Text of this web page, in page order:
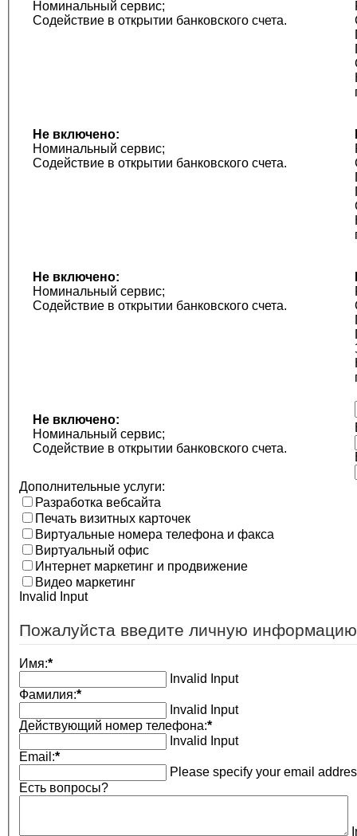
Номинальный сервис;
Содействие в открытии банковского счета.
Не включено:
Номинальный сервис;
Содействие в открытии банковского счета.
Не включено:
Номинальный сервис;
Содействие в открытии банковского счета.
Не включено:
Номинальный сервис;
Содействие в открытии банковского счета.
Дополнительные услуги:
Разработка вебсайта
Печать визитных карточек
Виртуальные номера телефона и факса
Виртуальный офис
Интернет маркетинг и продвижение
Видео маркетинг
Invalid Input
Пожалуйста введите личную
Имя:*
Invalid Input
Фамилия:*
Invalid Input
Действующий номер телефона:*
Invalid Input
Email:*
Please specify your email
Есть вопросы?